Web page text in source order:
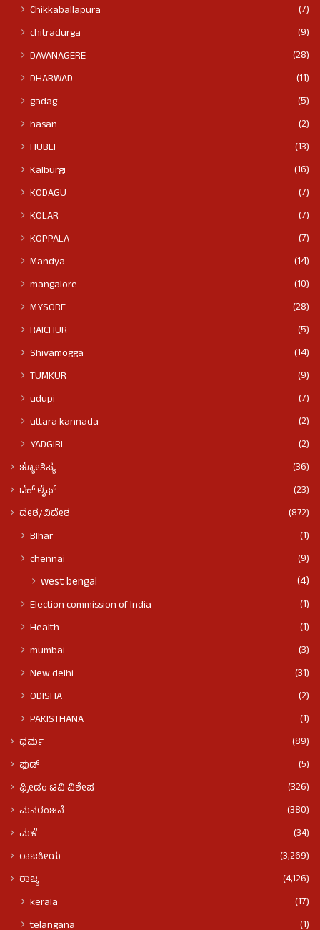
Chikkaballapura
(7)
chitradurga
(9)
DAVANAGERE
(28)
DHARWAD
(11)
gadag
(5)
hasan
(2)
HUBLI
(13)
Kalburgi
(16)
KODAGU
(7)
KOLAR
(7)
KOPPALA
(7)
Mandya
(14)
mangalore
(10)
MYSORE
(28)
RAICHUR
(5)
Shivamogga
(14)
TUMKUR
(9)
udupi
(7)
uttara kannada
(2)
YADGIRI
(2)
ಜ್ಯೋತಿಷ್ಯ
(36)
ಟೆಕ್ ಲೈಫ್
(23)
ದೇಶ/ವಿದೇಶ
(872)
BIhar
(1)
chennai
(9)
west bengal (4)
Election commission of India
(1)
Health
(1)
mumbai
(3)
New delhi
(31)
ODISHA
(2)
PAKISTHANA
(1)
ಧರ್ಮ
(89)
ಫುಡ್​​
(5)
ಫ್ರೀಡಂ ಟಿವಿ ವಿಶೇಷ
(326)
ಮನರಂಜನೆ
(380)
ಮಳೆ
(34)
ರಾಜಕೀಯ
(3,269)
ರಾಜ್ಯ
(4,126)
kerala
(17)
telangana
(1)